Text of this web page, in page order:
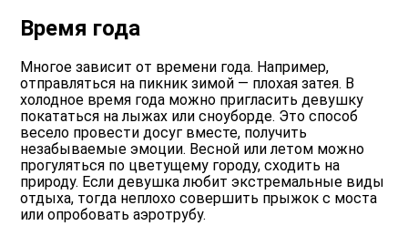
Время года
Многое зависит от времени года. Например,
отправляться на пикник зимой — плохая затея. В
холодное время года можно пригласить девушку
покататься на лыжах или сноуборде. Это способ
весело провести досуг вместе, получить
незабываемые эмоции. Весной или летом можно
прогуляться по цветущему городу, сходить на
природу. Если девушка любит экстремальные виды
отдыха, тогда неплохо совершить прыжок с моста
или опробовать аэротрубу.